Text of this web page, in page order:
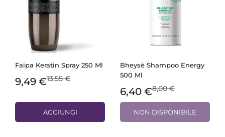
Faipa Keratin Spray 250 Ml
9,49 €13,55 €
AGGIUNGI
Bheysè Shampoo Energy
500 Ml
6,40 €8,00 €
NON DISPONIBILE